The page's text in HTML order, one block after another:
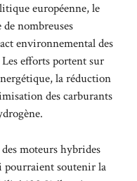
européenne, le
nombreuses
environnemental des
efforts portent sur
la réduction
des carburants
moteurs hybrides
pourraient soutenir la